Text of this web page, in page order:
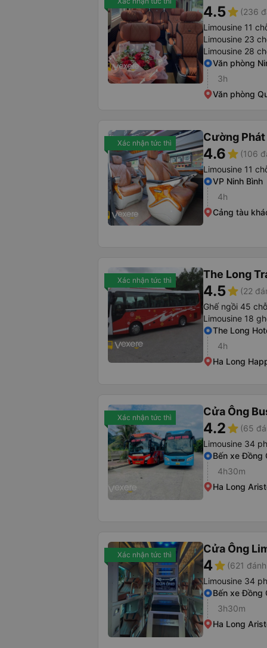
4.5star (236
Limousine 11
Limousine 23
Limousine 28
Văn phòng
3h
Văn phòng
Xác nhận tức thì Cường
4.6star (106
Limousine 11
VP Ninh Bình
4h
Cảng tàu
Xác nhận tức thì The Long
4.5star (22
Ghế ngồi 45 chỗ
Limousine 18
The Long
4h
Ha Long
Xác nhận tức thì Cửa Ông
4.2star (65
Limousine 34
Bến xe Đồng
4h30m
Ha Long
Xác nhận tức thì Cửa Ông
4star (621 đánh
Limousine 34
Bến xe Đồng
3h30m
Ha Long